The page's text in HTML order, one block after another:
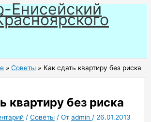
Енисейский
Советы Как сдать квартиру без риска
квартиру без риска
/Советы / Отadmin / 26.01.2013